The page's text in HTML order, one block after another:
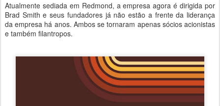
Atualmente sediada em Redmond, a empresa agora é dirigida por
Brad Smith e seus fundadores já não estão a frente da liderança
da empresa há anos. Ambos se tornaram apenas sócios acionistas
e também filantropos.